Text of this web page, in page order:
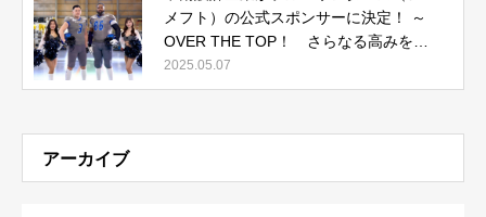
メフト）の公式スポンサーに決定！ ～
OVER THE TOP！ さらなる高みを目
指して～
2025.05.07
アーカイブ